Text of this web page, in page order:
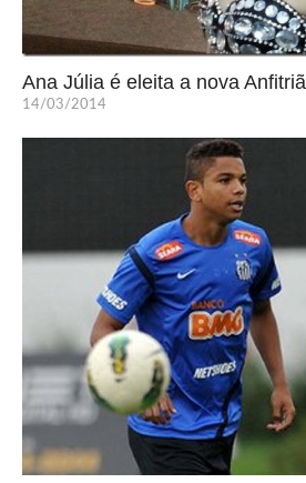
Ana Júlia é eleita a nova
14/03/2014